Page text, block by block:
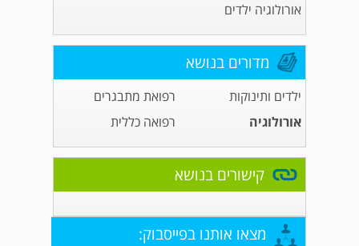
אורולוגיה ילדים
מדורים בנושא
ילדים ותינוקות
רפואת מתבגרים
אורולוגיה
רפואה כללית
קישורים בנושא
מצאו אותנו בפייסבוק: